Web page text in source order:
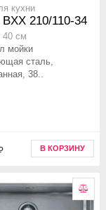
кухни
BXX 210/110-34
40 см
мойки
сталь,
38..
В КОРЗИНУ